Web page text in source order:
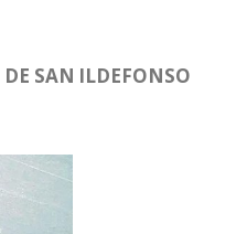
SAN ILDEFONSO